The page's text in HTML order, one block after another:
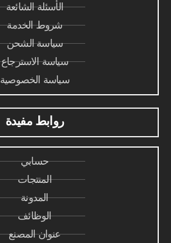
الأسئلة الشائعة
شروط الخدمة
سياسة الشحن
سياسة الاسترجاع
سياسة الخصوصية
روابط مفيدة
حسابي
المنتجات
المدونة
الوظائف
عنوان المصنع